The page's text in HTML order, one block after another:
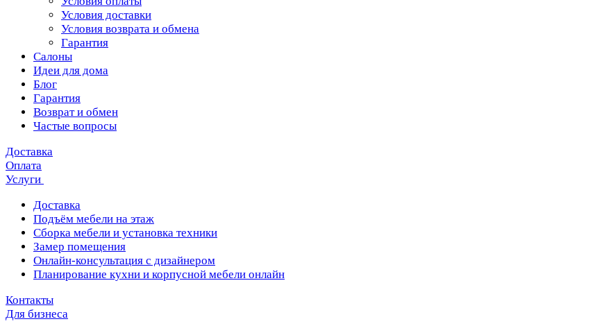
Условия доставки
Условия возврата и обмена
Гарантия
Салоны
Идеи для дома
Блог
Гарантия
Возврат и обмен
Частые вопросы
Доставка
Оплата
Услуги
Доставка
Подъём мебели на этаж
Сборка мебели и установка техники
Замер помещения
Онлайн-консультация с дизайнером
Планирование кухни и корпусной мебели онлайн
Контакты
Для бизнеса